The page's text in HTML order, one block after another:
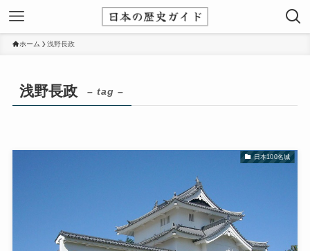
ホーム 浅野長政
浅野長政 – tag –
日本100名城